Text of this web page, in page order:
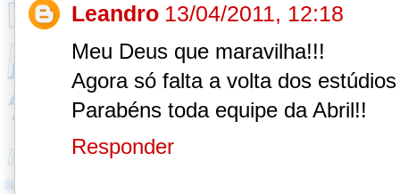
Leandro 13/04/2011, 12:18
Meu Deus que maravilha!!!
Agora só falta a volta dos
Parabéns toda equipe da Abril!!
Responder